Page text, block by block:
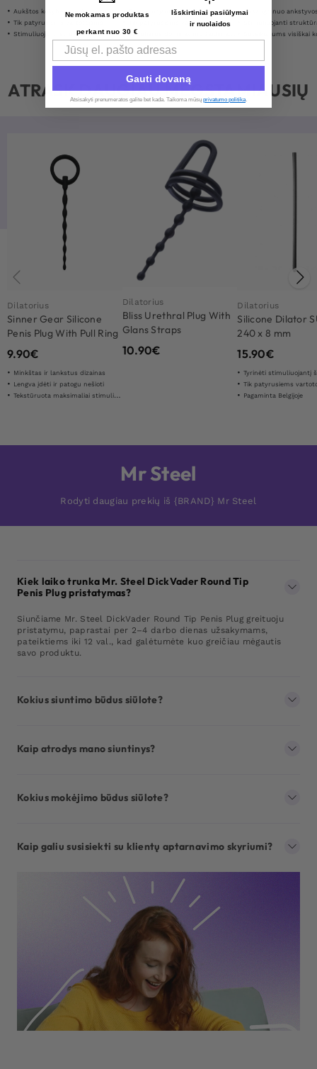
Aukštos kokybės, nerūdijantis plienas
Tik patyrusiems vartotojams
Stimuliuojanti struktūra
Stimuliuojanti struktūra
Tik patyrusiems vartotojams
Populiarus dominavimo žaidimams
Apsaugo nuo ankstyvos
Stimuliuojanti
Suteikia jums visiškai
ATRASK DAUGIAU MĖGSTAMIAUSIŲ
Dilatorius
Sinner Gear Silicone
Penis Plug With Pull Ring
9.90€
Minkštas ir lankstus dizainas
Lengva įdėti ir patogu nešioti
Tekstūruota maksimaliai stimuliuojant
Dilatorius
Bliss Urethral Plug With
Glans Straps
10.90€
Dilatorius
Silicone Dilator
240 x 8 mm
15.90€
Tyrinėti stimuliuojantį
Tik patyrusiems
Pagaminta Belgijoje
Mr Steel
Rodyti daugiau prekių iš {BRAND} Mr Steel
Kiek laiko trunka Mr. Steel DickVader Round Tip
Penis Plug pristatymas?
Siunčiame Mr. Steel DickVader Round Tip Penis Plug greituoju
pristatymu, paprastai per 2–4 darbo dienas užsakymams,
pateiktiems iki 12 val., kad galėtumėte kuo greičiau mėgautis
savo produktu.
Kokius siuntimo būdus siūlote?
Kaip atrodys mano siuntinys?
Kokius mokėjimo būdus siūlote?
Kaip galiu susisiekti su klientų aptarnavimo skyriumi?
Nemokamas produktas
perkant nuo 30 €
Išskirtiniai pasiūlymai
ir nuolaidos
Email
Gauti dovaną
Atsisakyti prenumeratos galite bet kada. Taikoma mūsų privatumo politika.​